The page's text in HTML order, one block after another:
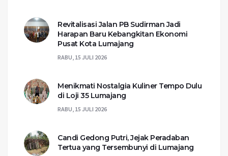
Revitalisasi Jalan PB Sudirman Jadi
Harapan Baru Kebangkitan Ekonomi
Pusat Kota Lumajang
RABU, 15 JULI 2026
Menikmati Nostalgia Kuliner Tempo Dulu
di Loji 35 Lumajang
RABU, 15 JULI 2026
Candi Gedong Putri, Jejak Peradaban
Tertua yang Tersembunyi di Lumajang